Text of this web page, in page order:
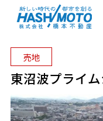
売地
東沼波プライ